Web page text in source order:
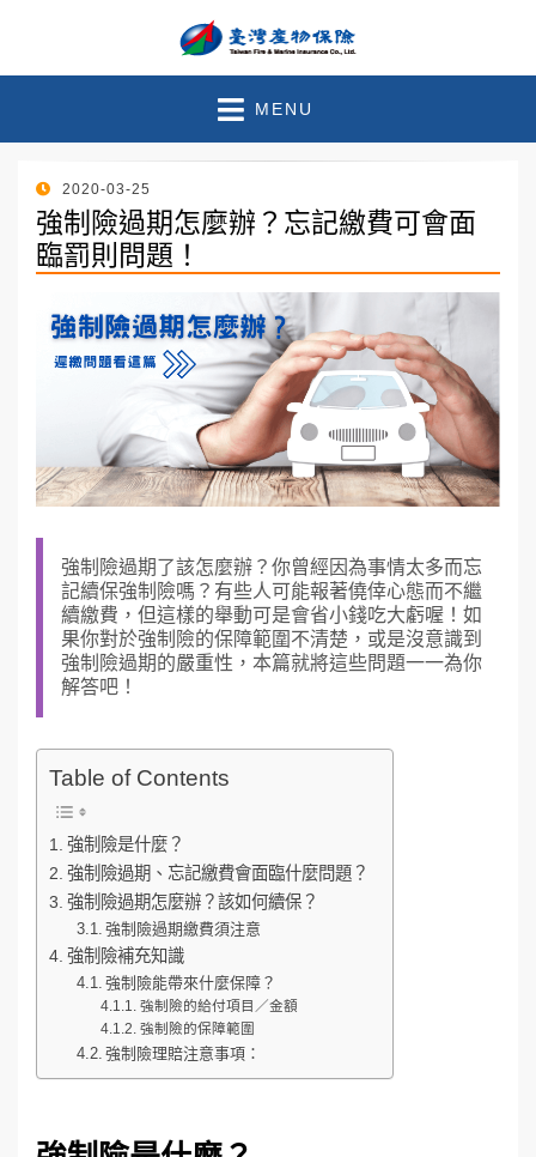
臺灣產物保險 – 官方部落
格
珍惜此刻●守護未來
MENU
POSTED
ON
2020-03-25
強制險過期怎麼辦？忘記繳費可會面
臨罰則問題！
強制險過期了該怎麼辦？你曾經因為事情太多而忘
記續保強制險嗎？有些人可能報著僥倖心態而不繼
續繳費，但這樣的舉動可是會省小錢吃大虧喔！如
果你對於強制險的保障範圍不清楚，或是沒意識到
強制險過期的嚴重性，本篇就將這些問題一一為你
解答吧！
Table of Contents
強制險是什麼？
強制險過期、忘記繳費會面臨什麼問題？
強制險過期怎麼辦？該如何續保？
強制險過期繳費須注意
強制險補充知識
強制險能帶來什麼保障？
強制險的給付項目／金額
強制險的保障範圍
強制險理賠注意事項：